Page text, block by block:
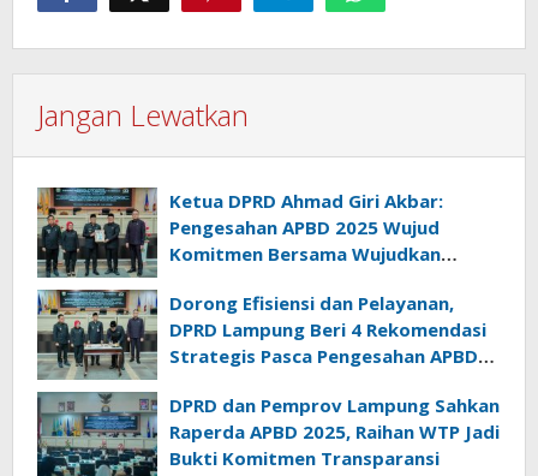
Jangan Lewatkan
Ketua DPRD Ahmad Giri Akbar:
Pengesahan APBD 2025 Wujud
Komitmen Bersama Wujudkan
Dorong Efisiensi dan Pelayanan,
DPRD Lampung Beri 4 Rekomendasi
Strategis Pasca Pengesahan APBD
DPRD dan Pemprov Lampung Sahkan
Raperda APBD 2025, Raihan WTP Jadi
Bukti Komitmen Transparansi